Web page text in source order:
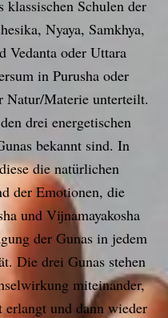
klassischen Schulen der
Nyaya, Samkhya,
Vedanta oder Uttara
in Purusha oder
Natur/Materie unterteilt.
drei energetischen
bekannt sind. In
die natürlichen
der Emotionen, die
und Vijnamayakosha
der Gunas in jedem
Die drei Gunas stehen
miteinander,
erlangt und dann wieder